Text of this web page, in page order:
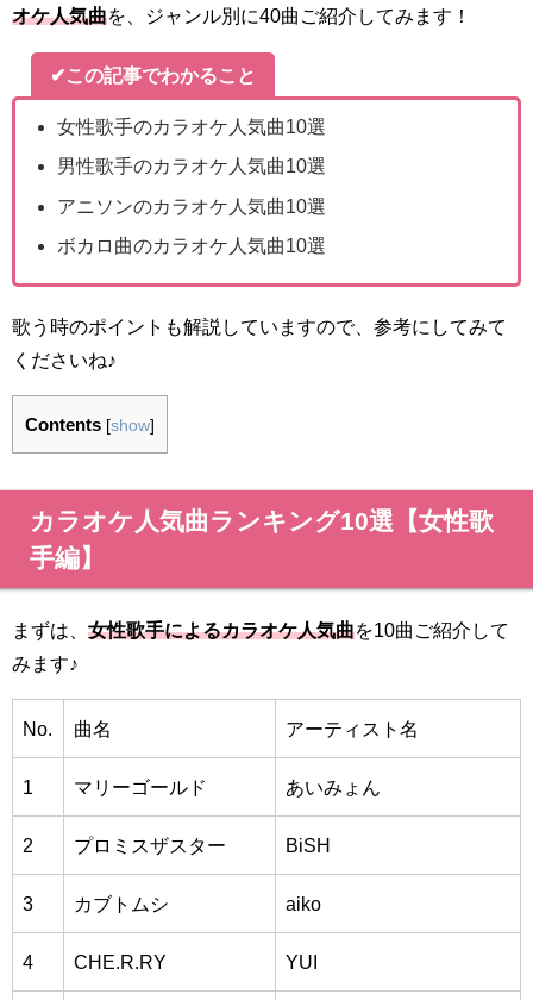
オケ人気曲を、ジャンル別に40曲ご紹介してみます！
✔この記事でわかること
女性歌手のカラオケ人気曲10選
男性歌手のカラオケ人気曲10選
アニソンのカラオケ人気曲10選
ボカロ曲のカラオケ人気曲10選
歌う時のポイントも解説していますので、参考にしてみて
くださいね♪
Contents [show]
カラオケ人気曲ランキング10選【女性歌
手編】
まずは、 女性歌手によるカラオケ人気曲を10曲ご紹介して
みます♪
No. 曲名 アーティスト名
1 マリーゴールド あいみょん
2 プロミスザスター BiSH
3 カブトムシ aiko
4 CHE.R.RY YUI